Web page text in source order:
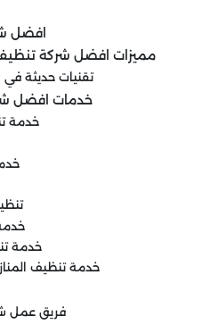
مميزات افضل شركة
تقنيات حديثة
خدمات افضل شركة تنظيف منازل بالرياض
خدمة تنظيف المطبخ ودورة المياه
تنظيف الخزانات بالمنازل والفلل
خدمة تنظيف السجاد والموكيت
خدمة
خدمة تنظيف المنازل والفلل ما بعد التشطيب
فريق عمل